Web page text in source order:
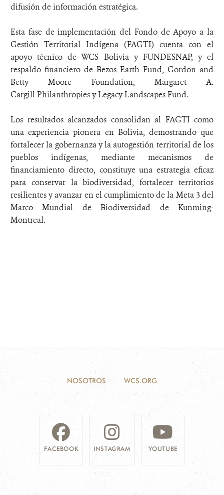
difusión de información estratégica.
Esta fase de implementación del Fondo de Apoyo a la
Gestión Territorial Indígena (FAGTI) cuenta con el
apoyo técnico de WCS Bolivia y FUNDESNAP, y el
respaldo financiero de Bezos Earth Fund, Gordon and
Betty Moore Foundation, Margaret A.
Cargill Philanthropies y Legacy Landscapes Fund.
Los resultados alcanzados consolidan al FAGTI como
una experiencia pionera en Bolivia, demostrando que
fortalecer la gobernanza y la autogestión territorial de los
pueblos indígenas, mediante mecanismos de
financiamiento directo, constituye una estrategia eficaz
para conservar la biodiversidad, fortalecer territorios
resilientes y avanzar en el cumplimiento de la Meta 3 del
Marco Mundial de Biodiversidad de Kunming-
Montreal.
NOSOTROS WCS.ORG
FACEBOOK INSTAGRAM YOUTUBE